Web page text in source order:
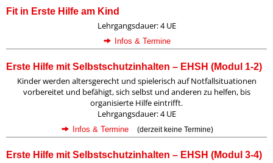
Fit in Erste Hilfe am Kind
Lehrgangsdauer: 4 UE
Infos & Termine
Erste Hilfe mit Selbstschutzinhalten – EHSH (Modul 1-2)
Kinder werden altersgerecht und spielerisch auf Notfallsituationen
vorbereitet und befähigt, sich selbst und anderen zu helfen, bis
organisierte Hilfe eintrifft.
Lehrgangsdauer: 4 UE
Infos & Termine (derzeit keine Termine)
Erste Hilfe mit Selbstschutzinhalten – EHSH (Modul 3-4)